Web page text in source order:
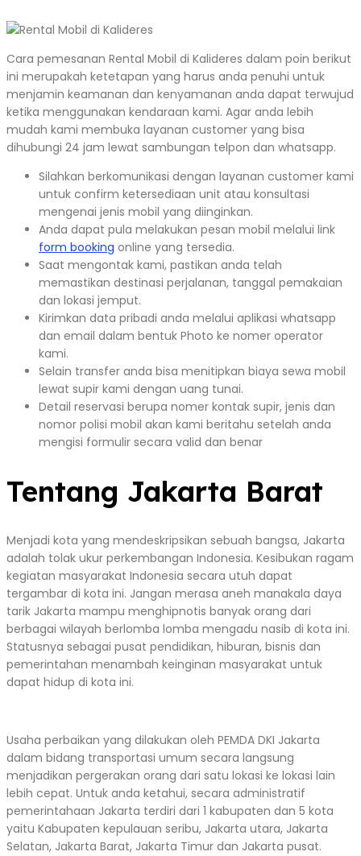
Cara pemesanan Rental Mobil di Kalideres dalam poin berikut
ini merupakah ketetapan yang harus anda penuhi untuk
menjamin keamanan dan kenyamanan anda dapat terwujud
ketika menggunakan kendaraan kami. Agar anda lebih
mudah kami membuka layanan customer yang bisa
dihubungi 24 jam lewat sambungan telpon dan whatsapp.
Silahkan berkomunikasi dengan layanan customer kami
untuk confirm ketersediaan unit atau konsultasi
mengenai jenis mobil yang diinginkan.
Anda dapat pula melakukan pesan mobil melalui link
form booking online yang tersedia.
Saat mengontak kami, pastikan anda telah
memastikan destinasi perjalanan, tanggal pemakaian
dan lokasi jemput.
Kirimkan data pribadi anda melalui aplikasi whatsapp
dan email dalam bentuk Photo ke nomer operator
kami.
Selain transfer anda bisa menitipkan biaya sewa mobil
lewat supir kami dengan uang tunai.
Detail reservasi berupa nomer kontak supir, jenis dan
nomor polisi mobil akan kami beritahu setelah anda
mengisi formulir secara valid dan benar
Tentang Jakarta Barat
Menjadi kota yang mendeskripsikan sebuah bangsa, Jakarta
adalah tolak ukur perkembangan Indonesia. Kesibukan ragam
kegiatan masyarakat Indonesia secara utuh dapat
tergambar di kota ini. Jangan merasa aneh manakala daya
tarik Jakarta mampu menghipnotis banyak orang dari
berbagai wilayah berlomba lomba mengadu nasib di kota ini.
Statusnya sebagai pusat pendidikan, hiburan, bisnis dan
pemerintahan menambah keinginan masyarakat untuk
dapat hidup di kota ini.
Usaha perbaikan yang dilakukan oleh PEMDA DKI Jakarta
dalam bidang transportasi umum secara langsung
menjadikan pergerakan orang dari satu lokasi ke lokasi lain
lebih cepat. Untuk anda ketahui, secara administratif
pemerintahaan Jakarta terdiri dari 1 kabupaten dan 5 kota
yaitu Kabupaten kepulauan seribu, Jakarta utara, Jakarta
Selatan, Jakarta Barat, Jakarta Timur dan Jakarta pusat.